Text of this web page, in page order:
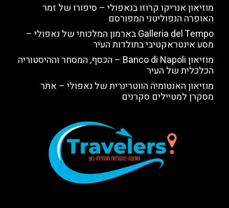
מוזיאון אנריקו קרוזו בנאפולי – סיפורו של זמר
האופרה הנפוליטני המפורסם
Galleria del Tempo בארמון המלכותי של נאפולי –
מסע אינטראקטיבי בתולדות העיר
מוזיאון Banco di Napoli – הכסף, המסחר וההיסטוריה
הכלכלית של העיר
מוזיאון האנטומיה הווטרינרית של נאפולי – אתר
מסקרן למטיילים סקרנים